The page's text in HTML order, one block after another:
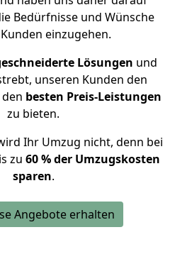
Bedürfnisse und Wünsche
einzugehen.
Lösungen und
unseren Kunden den
besten Preis-Leistungen
zu bieten.
Ihr Umzug nicht, denn bei
zu 60 % der Umzugskosten
sparen.
Angebote erhalten